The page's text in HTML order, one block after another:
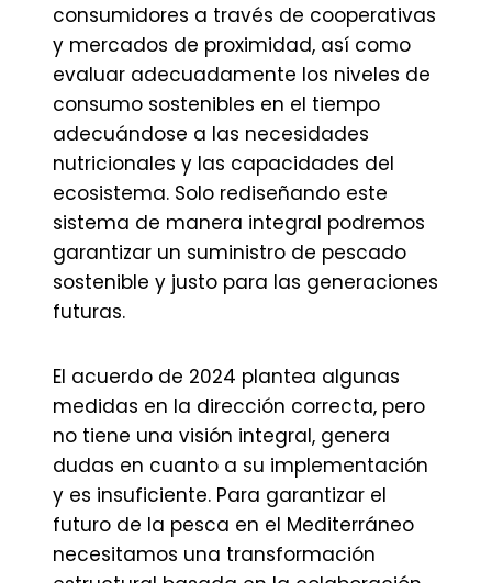
consumidores a través de cooperativas
y mercados de proximidad, así como
evaluar adecuadamente los niveles de
consumo sostenibles en el tiempo
adecuándose a las necesidades
nutricionales y las capacidades del
ecosistema. Solo rediseñando este
sistema de manera integral podremos
garantizar un suministro de pescado
sostenible y justo para las generaciones
futuras.
El acuerdo de 2024 plantea algunas
medidas en la dirección correcta, pero
no tiene una visión integral, genera
dudas en cuanto a su implementación
y es insuficiente. Para garantizar el
futuro de la pesca en el Mediterráneo
necesitamos una transformación